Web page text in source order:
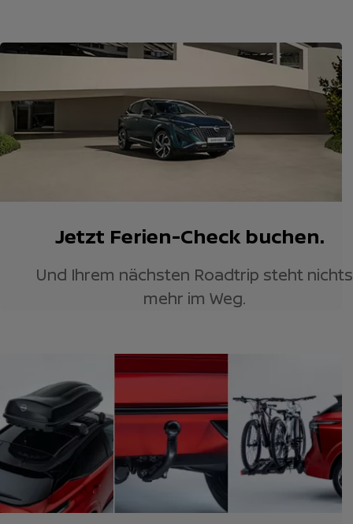
Jetzt Ferien-Check buchen.
Und Ihrem nächsten Roadtrip steht nichts
mehr im Weg.